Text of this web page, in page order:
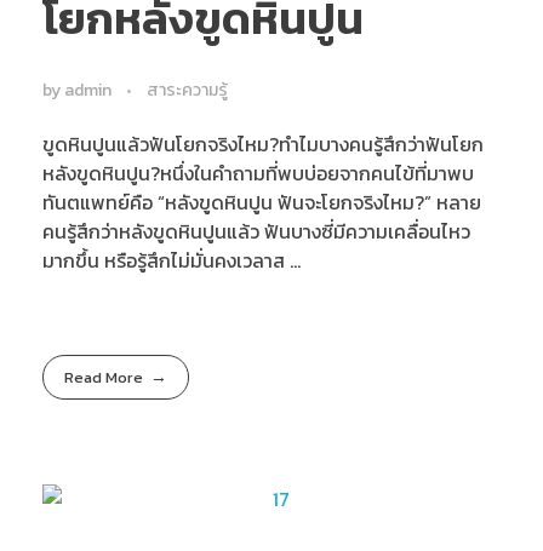
โยกหลังขูดหินปูน
byadmin สาระความรู้
ขูดหินปูนแล้วฟันโยกจริงไหม?ทำไมบางคนรู้สึกว่าฟันโยก
หลังขูดหินปูน?หนึ่งในคำถามที่พบบ่อยจากคนไข้ที่มาพบ
ทันตแพทย์คือ “หลังขูดหินปูน ฟันจะโยกจริงไหม?” หลาย
คนรู้สึกว่าหลังขูดหินปูนแล้ว ฟันบางซี่มีความเคลื่อนไหว
มากขึ้น หรือรู้สึกไม่มั่นคงเวลาส ...
Read More